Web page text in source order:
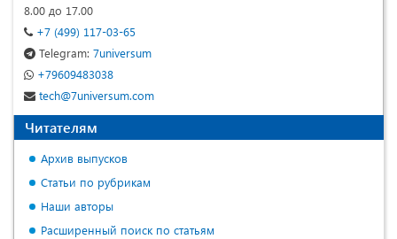
8.00 до 17.00
+7 (499) 117-03-65
Telegram: 7universum
+79609483038
tech@7universum.com
Читателям
Архив выпусков
Статьи по рубрикам
Наши авторы
Расширенный поиск по статьям